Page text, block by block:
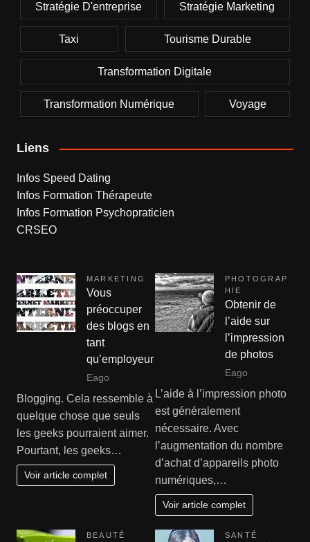
Stratégie D'entreprise Stratégie Marketing
Taxi Tourisme Durable
Transformation Digitale
Transformation Numérique Voyage
Liens
Infos Speed Dating
Infos Formation Thérapeute
Infos Formation Psychopraticien
CRSEO
MARKETING
Vous
préoccuper
des blogs en
tant
qu’employeur
Eago
Blogging. Cela ressemble à
quelque chose que seuls
les geeks pourraient aimer.
Pourtant, les geeks…
Voir article complet
PHOTOGRAP
HIE
Obtenir de
l’aide sur
l’impression
de photos
Eago
L’aide à l’impression photo
est généralement
nécessaire. Avec
l’augmentation du nombre
d’achat d’appareils photo
numériques,…
Voir article complet
BEAUTÉ
SANTÉ